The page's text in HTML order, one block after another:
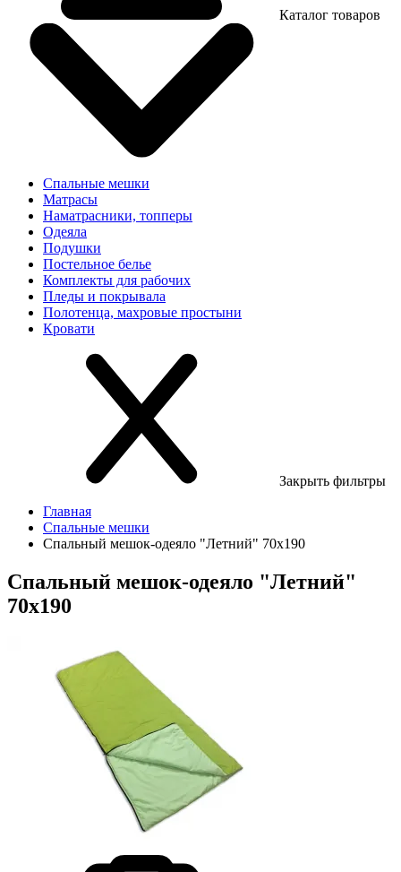
Каталог товаров
Спальные мешки
Матрасы
Наматрасники, топперы
Одеяла
Подушки
Постельное белье
Комплекты для рабочих
Пледы и покрывала
Полотенца, махровые простыни
Кровати
Закрыть фильтры
Главная
Спальные мешки
Спальный мешок-одеяло "Летний" 70х190
Спальный мешок-одеяло "Летний"
70х190